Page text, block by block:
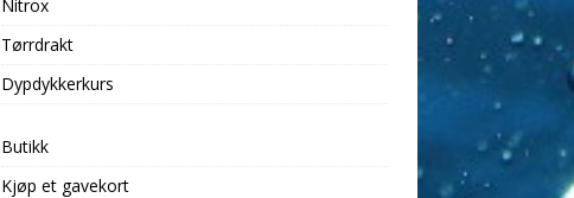
Nitrox
Tørrdrakt
Dypdykkerkurs
Butikk
Kjøp et gavekort